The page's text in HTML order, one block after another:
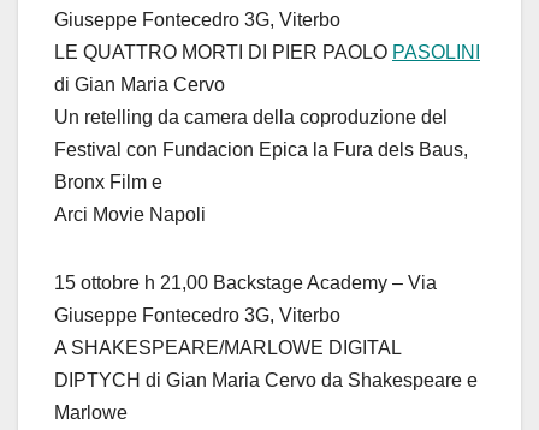
Giuseppe Fontecedro 3G, Viterbo
LE QUATTRO MORTI DI PIER PAOLO PASOLINI
di Gian Maria Cervo
Un retelling da camera della coproduzione del
Festival con Fundacion Epica la Fura dels Baus,
Bronx Film e
Arci Movie Napoli
15 ottobre h 21,00 Backstage Academy – Via
Giuseppe Fontecedro 3G, Viterbo
A SHAKESPEARE/MARLOWE DIGITAL
DIPTYCH di Gian Maria Cervo da Shakespeare e
Marlowe